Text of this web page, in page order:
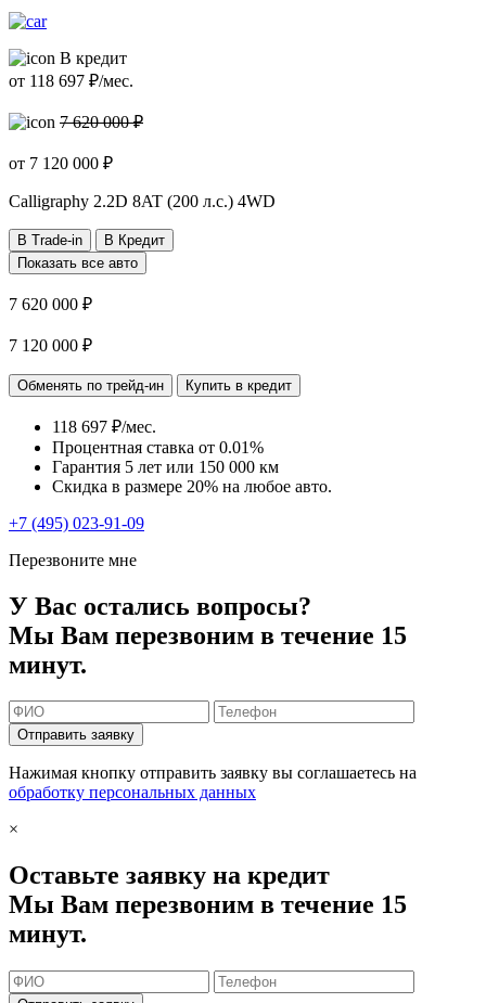
В кредит
от 118 697 ₽/мес.
7 620 000 ₽
от 7 120 000 ₽
Calligraphy 2.2D 8AT (200 л.с.) 4WD
В Trade-in
В Кредит
Показать все авто
7 620 000 ₽
7 120 000 ₽
Обменять по трейд-ин Купить в кредит
118 697 ₽/мес.
Процентная ставка от 0.01%
Гарантия 5 лет или 150 000 км
Скидка в размере 20% на любое авто.
+7 (495) 023-91-09
Перезвоните мне
У Вас остались вопросы?
Мы Вам перезвоним в течение 15
минут.
Отправить заявку
Нажимая кнопку отправить заявку вы соглашаетесь на
обработку персональных данных
×
Оставьте заявку на кредит
Мы Вам перезвоним в течение 15
минут.